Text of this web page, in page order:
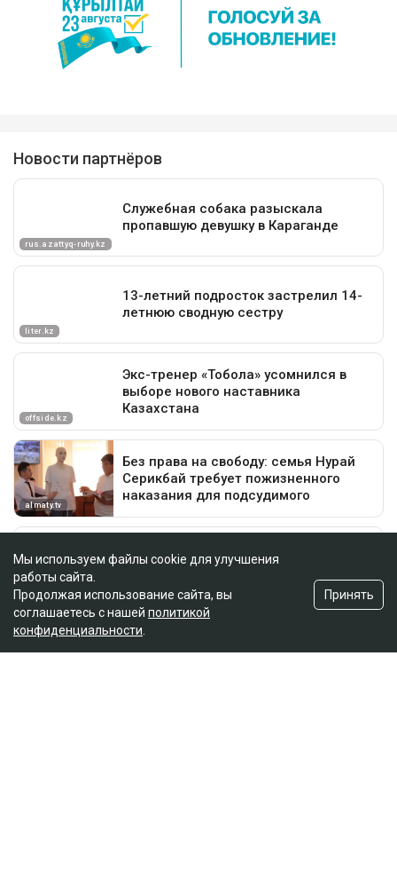
Мы используем файлы cookie для улучшения
работы сайта.
Продолжая использование сайта, вы
соглашаетесь с нашей политикой
конфиденциальности
Принять